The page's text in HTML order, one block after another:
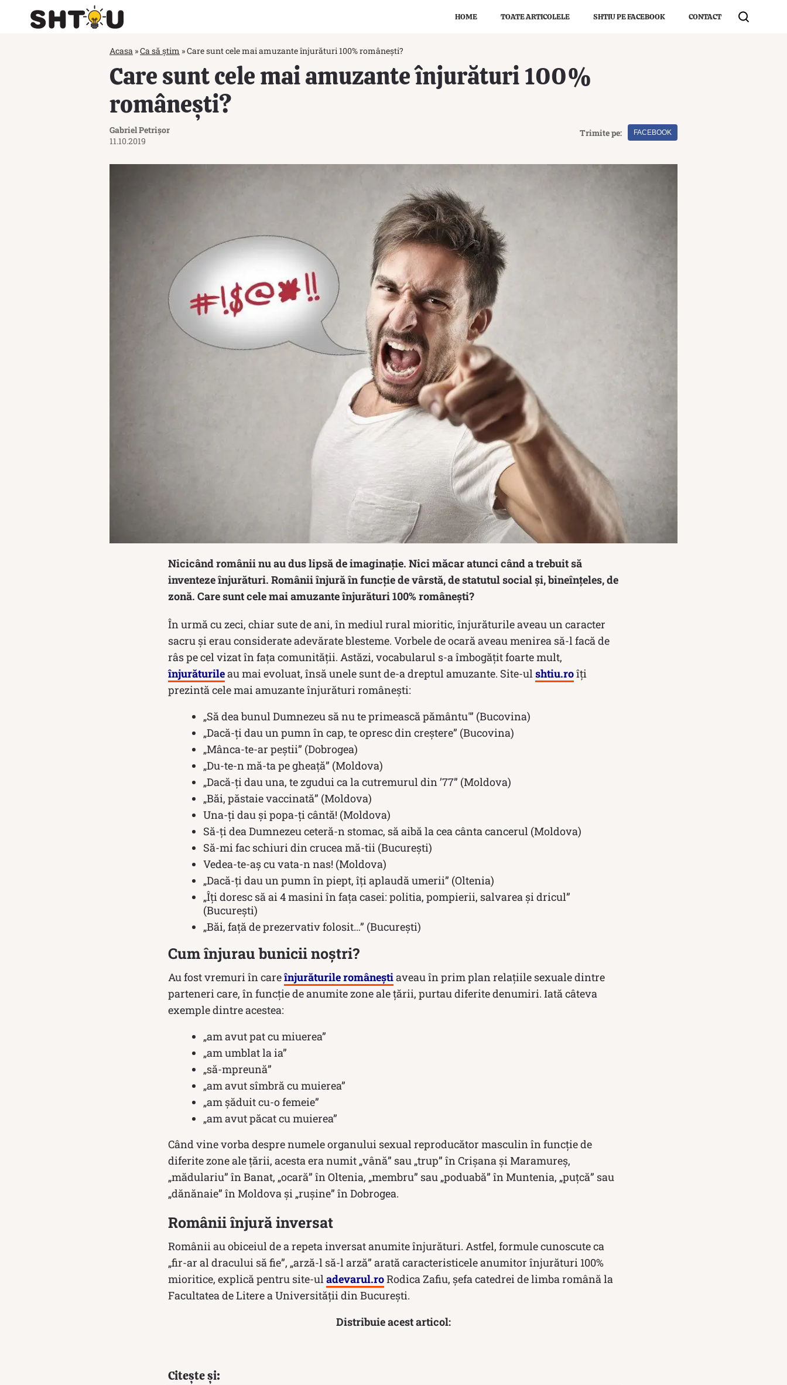
HOME TOATE ARTICOLELE SHTIU PE FACEBOOK CONTACT
Acasa »Ca să știm »Care sunt cele mai amuzante înjurături 100% românești?
Care sunt cele mai amuzante înjurături 100%
românești?
Gabriel Petrișor
11.10.2019
Trimite pe: FACEBOOK
Nicicând românii nu au dus lipsă de imaginație. Nici măcar atunci când a trebuit să
inventeze înjurături. Românii înjură în funcție de vârstă, de statutul social și, bineînțeles, de
zonă. Care sunt cele mai amuzante înjurături 100% românești?
În urmă cu zeci, chiar sute de ani, în mediul rural mioritic, înjurăturile aveau un caracter
sacru și erau considerate adevărate blesteme. Vorbele de ocară aveau menirea să-l facă de
râs pe cel vizat în fața comunității. Astăzi, vocabularul s-a îmbogățit foarte mult,
înjurăturileau mai evoluat, însă unele sunt de-a dreptul amuzante. Site-ulshtiu.roîți
prezintă cele mai amuzante înjurături românești:
„Să dea bunul Dumnezeu să nu te primească pământu'” (Bucovina)
„Dacă-ți dau un pumn în cap, te opresc din creștere” (Bucovina)
„Mânca-te-ar peștii” (Dobrogea)
„Du-te-n mă-ta pe gheață” (Moldova)
„Dacă-ți dau una, te zgudui ca la cutremurul din ’77” (Moldova)
„Băi, păstaie vaccinată” (Moldova)
Una-ți dau și popa-ți cântă! (Moldova)
Să-ți dea Dumnezeu ceteră-n stomac, să aibă la cea cânta cancerul (Moldova)
Să-mi fac schiuri din crucea mă-tii (București)
Vedea-te-aş cu vata-n nas! (Moldova)
„Dacă-ți dau un pumn în piept, îți aplaudă umerii” (Oltenia)
„Îți doresc să ai 4 masini în fața casei: politia, pompierii, salvarea și dricul”
(București)
„Băi, față de prezervativ folosit…” (București)
Cum înjurau bunicii noștri?
Au fost vremuri în careînjurăturile româneștiaveau în prim plan relațiile sexuale dintre
parteneri care, în funcție de anumite zone ale țării, purtau diferite denumiri. Iată câteva
exemple dintre acestea:
„am avut pat cu miuerea”
„am umblat la ia”
„să-mpreună”
„am avut sîmbră cu muierea”
„am șăduit cu-o femeie”
„am avut păcat cu muierea”
Când vine vorba despre numele organului sexual reproducător masculin în funcție de
diferite zone ale țării, acesta era numit „vână” sau „trup” în Crișana și Maramureș,
„mădulariu” în Banat, „ocară” în Oltenia, „membru” sau „poduabă” în Muntenia, „puțcă” sau
„dănănaie” în Moldova și „rușine” în Dobrogea.
Românii înjură inversat
Românii au obiceiul de a repeta inversat anumite înjurături. Astfel, formule cunoscute ca
„fir-ar al dracului să fie”, „arză-l să-l arză” arată caracteristicele anumitor înjurături 100%
mioritice, explică pentru site-uladevarul.roRodica Zafiu, şefa catedrei de limba română la
Facultatea de Litere a Universităţii din Bucureşti.
Distribuie acest articol:
Citește și: